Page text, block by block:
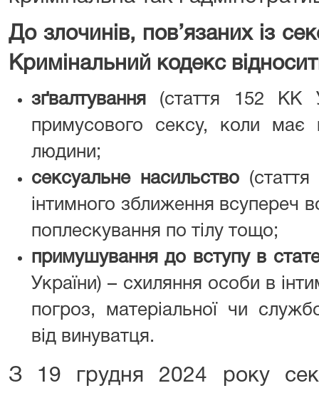
До злочинів, пов’язаних із
Кримінальний кодекс
зґвалтування (стаття 152 КК
примусового сексу, коли має
людини;
сексуальне насильство
інтимного зближення всупереч
поплескування по тілу тощо;
примушування до вступу в
України) – схиляння особи в
погроз, матеріальної чи
від винуватця.
З 19 грудня 2024 року